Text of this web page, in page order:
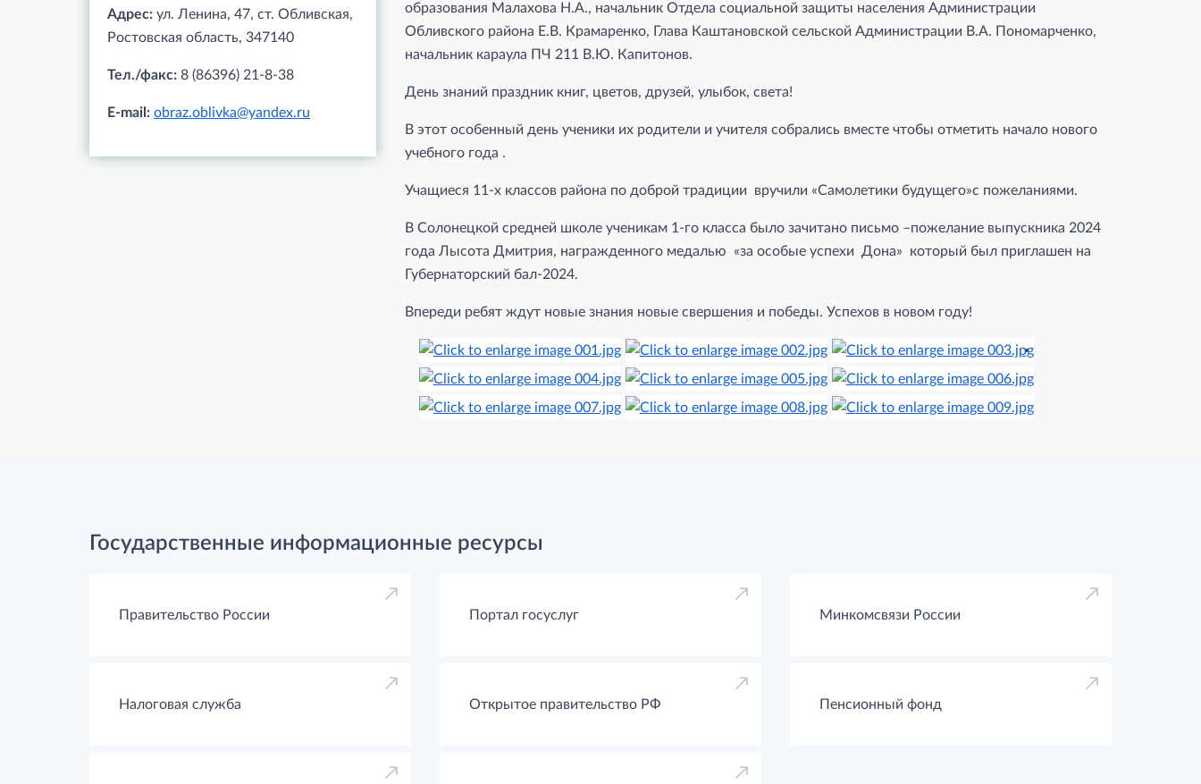
Адрес: ул. Ленина, 47, ст. Обливская,
Ростовская область, 347140
Тел./факс: 8 (86396) 21-8-38
E-mail: obraz.oblivka@yandex.ru
образования Малахова Н.А., начальник Отдела социальной защиты населения Администрации
Обливского района Е.В. Крамаренко, Глава Каштановской сельской Администрации В.А. Пономарченко,
начальник караула ПЧ 211 В.Ю. Капитонов.
День знаний праздник книг, цветов, друзей, улыбок, света!
В этот особенный день ученики их родители и учителя собрались вместе чтобы отметить начало нового
учебного года .
Учащиеся 11-х классов района по доброй традиции вручили «Самолетики будущего»с пожеланиями.
В Солонецкой средней школе ученикам 1-го класса было зачитано письмо –пожелание выпускника 2024
года Лысота Дмитрия, награжденного медалью «за особые успехи Дона» который был приглашен на
Губернаторский бал-2024.
Впереди ребят ждут новые знания новые свершения и победы. Успехов в новом году!
Государственные информационные ресурсы
Правительство России Портал госуслуг Минкомсвязи России
Налоговая служба Открытое правительство РФ Пенсионный фонд